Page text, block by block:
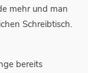
mehr und man
Schreibtisch.
bereits